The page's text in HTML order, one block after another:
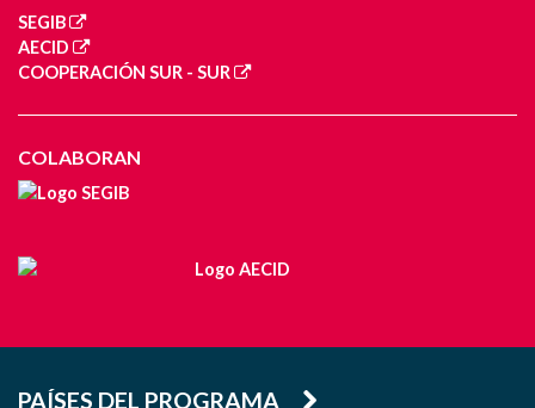
SEGIB
AECID
COOPERACIÓN SUR - SUR
COLABORAN
PAÍSES DEL PROGRAMA